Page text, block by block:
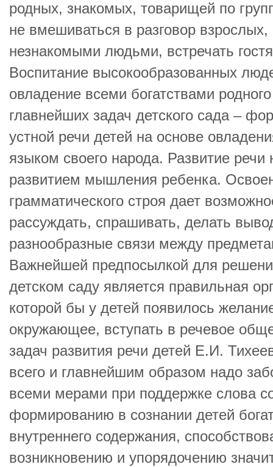
родных, знакомых, товарищей по
не вмешиваться в разговор взрослых,
незнакомыми людьми, встречать
Воспитание высокообразованных
овладение всеми богатствами
главнейших задач детского сада –
устной речи детей на основе
языком своего народа. Развитие речи
развитием мышления ребенка.
грамматического строя дает
рассуждать, спрашивать, делать
разнообразные связи между
Важнейшей предпосылкой для
детском саду является правильная
которой бы у детей появилось
окружающее, вступать в речевое
задач развития речи детей Е.И.
всего и главнейшим образом надо
всеми мерами при поддержке слова
формированию в сознании детей
внутреннего содержания,
возникновению и упорядочению